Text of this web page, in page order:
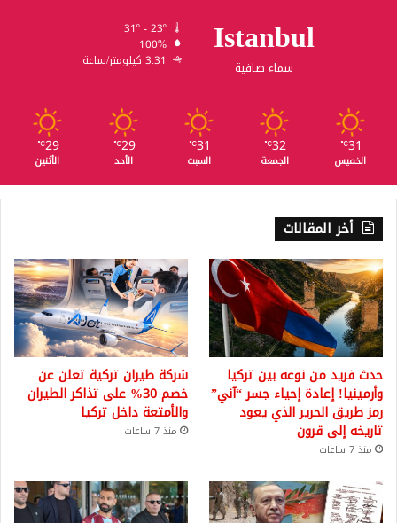
Istanbul
سماء صافية
100%
3.31 كيلومتر/ساعة
31
℃
الخميس
32
℃
الجمعة
31
℃
السبت
29
℃
الأحد
29
℃
الأثنين
أخر المقالات
حدث فريد من نوعه بين تركيا
وأرمينيا! إعادة إحياء جسر “آني”
رمز طريق الحرير الذي يعود
تاريخه إلى قرون
منذ 7 ساعات
شركة طيران تركية تعلن عن
خصم 30% على تذاكر الطيران
والأمتعة داخل تركيا
منذ 7 ساعات